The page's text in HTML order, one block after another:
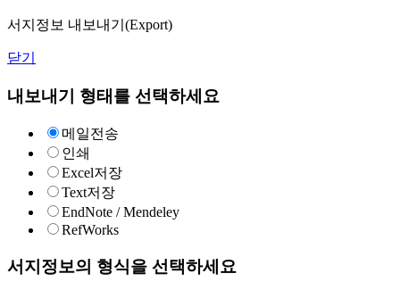
서지정보 내보내기(Export)
닫기
내보내기 형태를 선택하세요
메일전송
인쇄
Excel저장
Text저장
EndNote / Mendeley
RefWorks
서지정보의 형식을 선택하세요